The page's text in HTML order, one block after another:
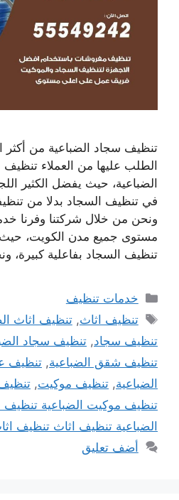
تنظيف سجاد الضباعية من أكثر
الطلب عليها من العملاء
الضباعية، حيث يفضل الكثير
في تنظيف السجاد بدلا من
ونحن من خلال شركتنا وفرنا
مستوى جميع مدن الكويت، حيث
تنظيف السجاد بفاعلية
التصنيفات
خدمات تنظيف
الوسوم
تنظيف اثاث,تنظيف اثاث
تنظيف سجاد, تنظيف سجاد
تنظيف شقق الضباعية, تنظيف
الضباعية, تنظيف موكيت,
تنظيف موكيت الضباعية تنظيف
الضباعية تنظيف اثاث تنظيف
أضف تعليق